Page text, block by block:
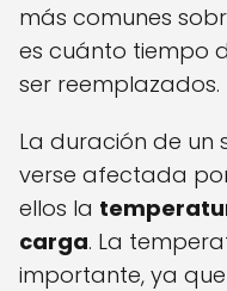
más comunes
es cuánto tiempo
ser reemplazados.
La duración de un
verse afectada
ellos la
carga. La
importante, ya